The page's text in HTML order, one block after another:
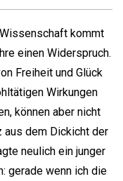
kommt
einen Widerspruch.
Freiheit und Glück
Wirkungen
können aber nicht
aus dem Dickicht der
neulich ein junger
gerade wenn ich die